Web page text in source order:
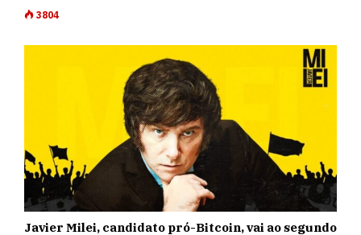
3804
Javier Milei, candidato pró-Bitcoin, vai ao segundo